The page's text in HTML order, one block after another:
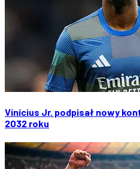
Vinícius Jr. podpisał nowy
2032 roku